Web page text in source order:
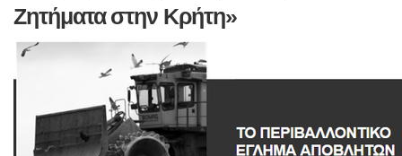
Ζητήματα στην Κρήτη»